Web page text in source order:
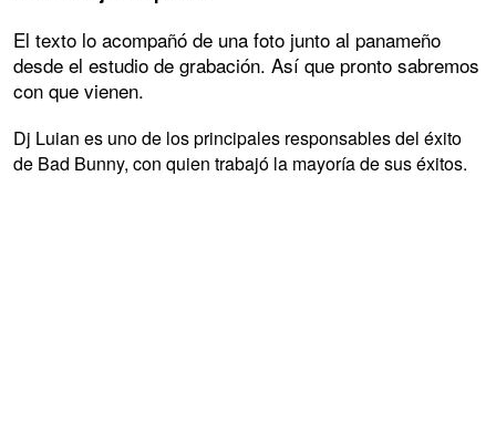
El texto lo acompañó de una foto junto al panameño
desde el estudio de grabación. Así que pronto sabremos
con que vienen.
Dj Luian es uno de los principales responsables del éxito
de Bad Bunny, con quien trabajó la mayoría de sus éxitos.